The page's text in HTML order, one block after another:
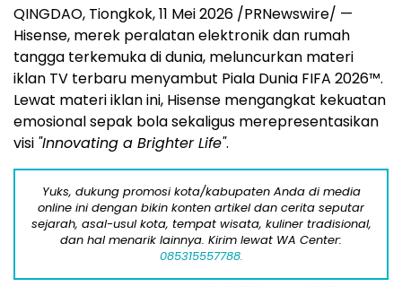
QINGDAO, Tiongkok, 11 Mei 2026 /PRNewswire/ —
Hisense, merek peralatan elektronik dan rumah
tangga terkemuka di dunia, meluncurkan materi
iklan TV terbaru menyambut Piala Dunia FIFA 2026™.
Lewat materi iklan ini, Hisense mengangkat kekuatan
emosional sepak bola sekaligus merepresentasikan
visi "Innovating a Brighter Life".
Yuks, dukung promosi kota/kabupaten Anda di media
online ini dengan bikin konten artikel dan cerita seputar
sejarah, asal-usul kota, tempat wisata, kuliner tradisional,
dan hal menarik lainnya. Kirim lewat WA Center:
085315557788.